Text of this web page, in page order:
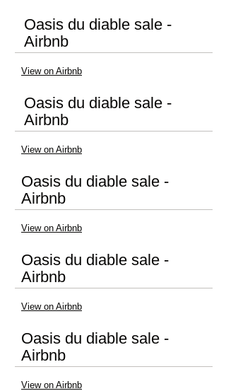
Oasis du diable sale -
Airbnb
View on Airbnb
Oasis du diable sale -
Airbnb
View on Airbnb
Oasis du diable sale -
Airbnb
View on Airbnb
Oasis du diable sale -
Airbnb
View on Airbnb
Oasis du diable sale -
Airbnb
View on Airbnb